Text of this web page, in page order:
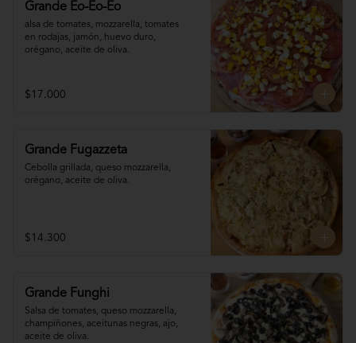
Grande Eo-Eo-Eo
alsa de tomates, mozzarella, tomates
en rodajas, jamón, huevo duro,
orégano, aceite de oliva.
$17.000
Grande Fugazzeta
Cebolla grillada, queso mozzarella,
orégano, aceite de oliva.
$14.300
Grande Funghi
Salsa de tomates, queso mozzarella,
champiñones, aceitunas negras, ajo,
aceite de oliva.